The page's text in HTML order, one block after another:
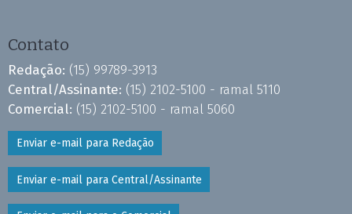
Contato
Redação: (15) 99789-3913
Central/Assinante: (15) 2102-5100 - ramal 5110
Comercial: (15) 2102-5100 - ramal 5060
Enviar e-mail para Redação
Enviar e-mail para Central/Assinante